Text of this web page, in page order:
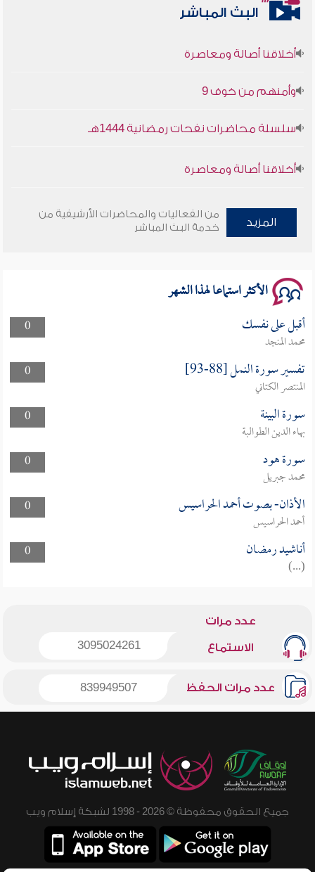
البث المباشر
سلسلة محاضرات نفحات رمضانية 1444هـ
المزيد
من الفعاليات والمحاضرات الأرشيفية من
خدمة البث المباشر
الأكثر استماعا لهذا الشهر
0 أقبل على نفسك
محمد المنجد
0
تفسير سورة النمل [88-93]
المنتصر الكتاني
0
سورة البينة
بهاء الدين الطوالبة
0
سورة هود
محمد جبريل
0
الأذان- بصوت أحمد الحراسيس
أحمد الحراسيس
0
أناشيد رمضان
(...)
عدد مرات
الاستماع 3095024261
عدد مرات الحفظ 839949507
جميع الحقوق محفوظة © 2026 - 1998 لشبكة إسلام ويب